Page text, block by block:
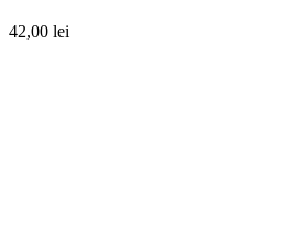
42,00 lei